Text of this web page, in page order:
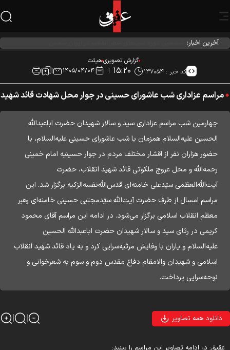
آخرین اخبار: احیاء شب نیمه شعبان در هیئت آیین حسینی
گزارش تصویریهیئت
کد خبر : ۱۳۷۰۵۴ ۱۵:۲۰ ۱۴۰۵/۰۴/۰۴
مراسم عزاداری شب عاشورای حسینی در جوار محل شهادت قائد شهید
چهارمین شب مراسم عزاداری سید و سالار شهیدان حضرت اباعبدالله
الحسین علیه‌السلام همزمان با شب عاشورای حسینی علیه‌السلام، با
حضور هزاران نفر از اقشار مختلف مردم در جوار حسینیه امام خمینی
رحمه‌الله و محل عروج ملکوتی قائد شهید انقلاب، حضرت
آیت‌الله‌العظمی سیّدعلی خامنه‌ای قدس‌الله‌نفسه‌الزکیه برگزار شد. این
مراسم امسال از طرف حضرت آیت‌الله سیّدمجتبی حسینی خامنه‌ای رهبر
معظم انقلاب اسلامی برگزار می‌شود. در ادامه این مراسم آقای محمود
کریمی در رثای سید و سالار شهیدان حضرت اباعبدالله الحسین
علیه‌السلام و یاران با وفایش مرثیه‌سرایی کرد و به یاد قائد شهید انقلاب
اسلامی و شهیدان والامقام دفاع مقدس‌ دوم و سوم به شعرخوانی و
نوحه‌‌سرایی پرداخت.
دانلود همه تصاویر